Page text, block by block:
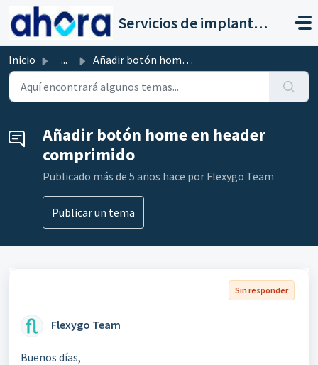
Saltar al contenido principal
Servicios de implantación a clientes de Ahora
Inicio ... Añadir botón home en header comprimido
Añadir botón home en header
comprimido
Publicado más de 5 años hace por Flexygo Team
Publicar un tema
Sin responder
Flexygo Team
Buenos días,